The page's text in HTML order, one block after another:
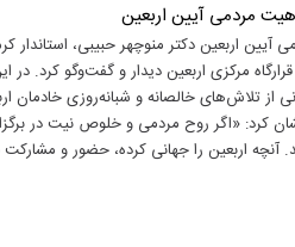
مردمی آیین اربعین
اربعین دکتر منوچهر حبیبی، استاندار
مرکزی اربعین دیدار و گفت‌وگو کرد. در
تلاش‌های خالصانه و شبانه‌روزی خادمان
کرد: «اگر روح مردمی و خلوص نیت در
آنچه اربعین را جهانی کرده، حضور و